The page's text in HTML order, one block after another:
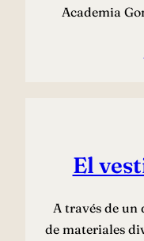
Academia
El
A través de un
de materiales